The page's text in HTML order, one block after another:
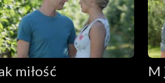
miłość M